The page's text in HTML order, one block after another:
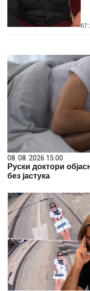
08. 08. 2026 15:00
Руски доктори
без јастука